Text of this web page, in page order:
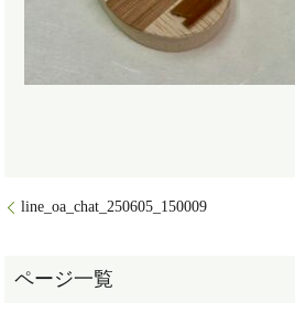
line_oa_chat_250605_150009